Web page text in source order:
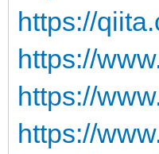
https://
https://
https://
https://